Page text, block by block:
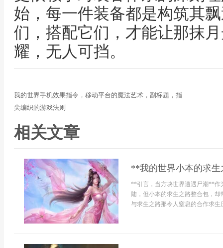
始，每一件装备都是构筑其
们，搭配它们，才能让那抹
耀，无人可挡。
我的世界手机效果指令，移动平台的魔法艺术，副标题，指
尖编织的游戏法则
相关文章
**我的世界小本的求
**引言，当方块世界遭遇尸潮**作
陆，但小本的求生之路整合包，
与求生之路那令人窒息的合作求生